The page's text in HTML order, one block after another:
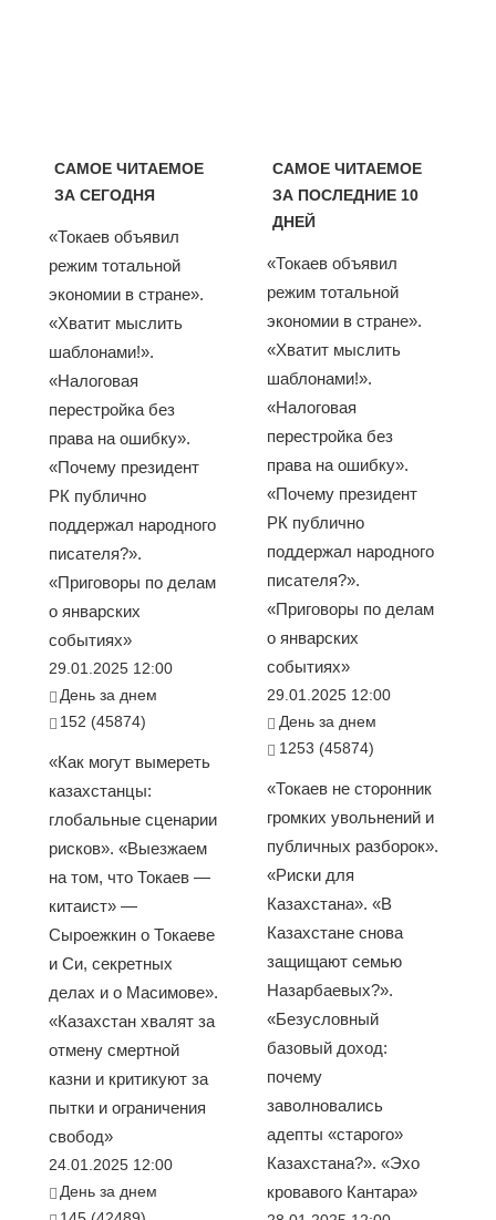
САМОЕ ЧИТАЕМОЕ
ЗА СЕГОДНЯ
«Токаев объявил
режим тотальной
экономии в стране».
«Хватит мыслить
шаблонами!».
«Налоговая
перестройка без
права на ошибку».
«Почему президент
РК публично
поддержал народного
писателя?».
«Приговоры по делам
о январских
событиях»
29.01.2025 12:00
День за днем
152 (45874)
«Как могут вымереть
казахстанцы:
глобальные сценарии
рисков». «Выезжаем
на том, что Токаев —
китаист» —
Сыроежкин о Токаеве
и Си, секретных
делах и о Масимове».
«Казахстан хвалят за
отмену смертной
казни и критикуют за
пытки и ограничения
свобод»
24.01.2025 12:00
День за днем
САМОЕ ЧИТАЕМОЕ
ЗА ПОСЛЕДНИЕ 10
ДНЕЙ
«Токаев объявил
режим тотальной
экономии в стране».
«Хватит мыслить
шаблонами!».
«Налоговая
перестройка без
права на ошибку».
«Почему президент
РК публично
поддержал народного
писателя?».
«Приговоры по делам
о январских
событиях»
29.01.2025 12:00
День за днем
1253 (45874)
«Токаев не сторонник
громких увольнений и
публичных разборок».
«Риски для
Казахстана». «В
Казахстане снова
защищают семью
Назарбаевых?».
«Безусловный
базовый доход:
почему
заволновались
адепты «старого»
Казахстана?». «Эхо
кровавого Кантара»